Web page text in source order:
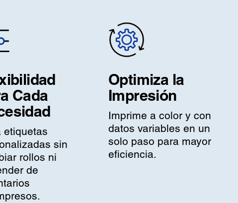
Cada
etiquetas
sin
rollos ni
de
Optimiza la
Impresión
Imprime a color y con
datos variables en un
solo paso para mayor
eficiencia.